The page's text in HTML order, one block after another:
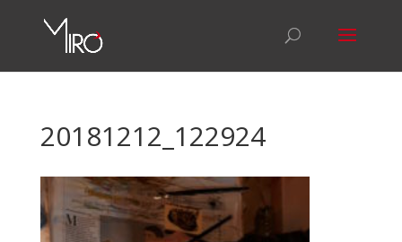
20181212_122924